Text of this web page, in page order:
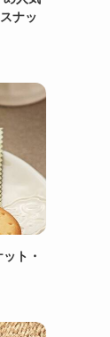
ナッ
ト・